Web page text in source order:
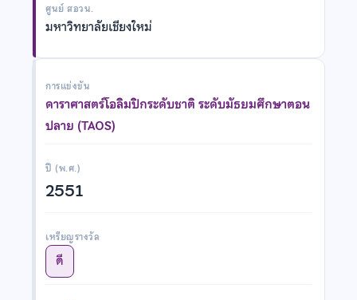
ศูนย์ สอวน.
มหาวิทยาลัยเชียงใหม่
การแข่งขัน
ดาราศาสตร์โอลิมปิกระดับชาติ ระดับมัธยมศึกษาตอน
ปลาย (TAOS)
ปี (พ.ศ.)
2551
เหรียญรางวัล
ดี